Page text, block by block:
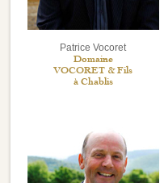
Patrice Vocoret
Domaine
VOCORET & Fils
à Chablis